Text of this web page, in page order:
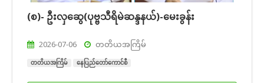
(စ)- ဦးလှဆွေ(ပုဗ္ဗသီရိမဲဆန္ဒနယ်)-မေးခွန်း
2026-07-06 တတိယအကြိမ်
တတိယအကြိမ် နေပြည်တော်ကောင်စီ